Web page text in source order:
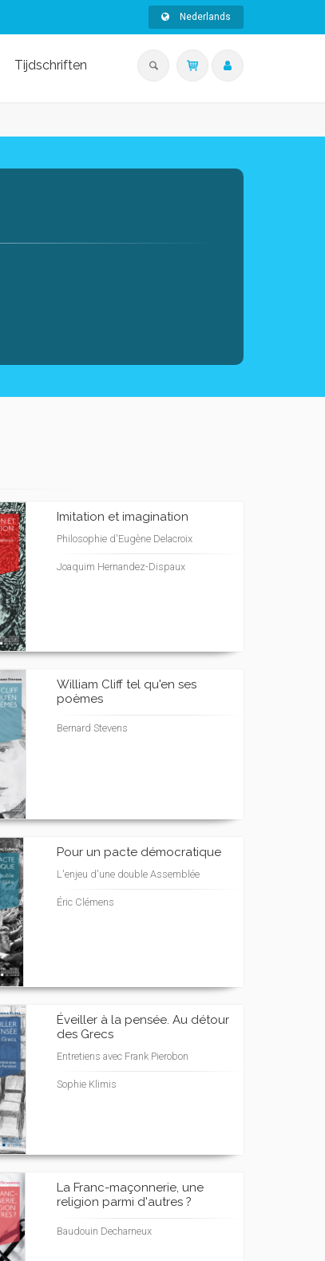
Nederlands
Tijdschriften
Imitation et imagination
Philosophie d'Eugène Delacroix
Joaquim Hernandez-Dispaux
William Cliff tel qu'en ses
poèmes
Bernard Stevens
Pour un pacte démocratique
L'enjeu d'une double Assemblée
Éric Clémens
Éveiller à la pensée. Au détour
des Grecs
Entretiens avec Frank Pierobon
Sophie Klimis
La Franc-maçonnerie, une
religion parmi d'autres ?
Baudouin Decharneux